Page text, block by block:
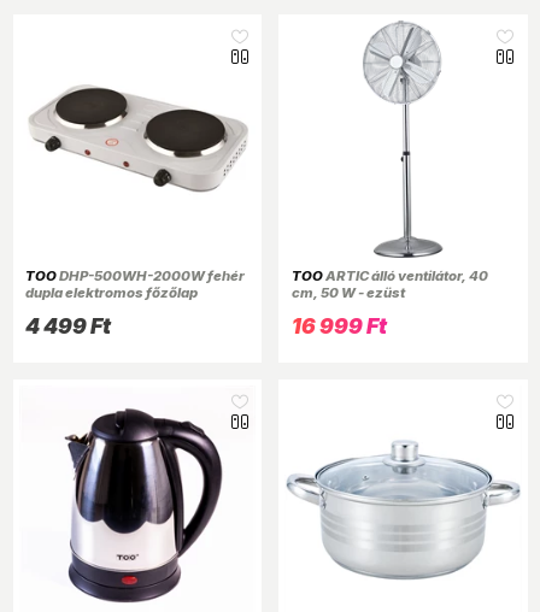
TOODHP-500WH-2000W fehér
dupla elektromos főzőlap
4 499 Ft
TOOARTIC álló ventilátor, 40
cm, 50 W - ezüst
16 999 Ft